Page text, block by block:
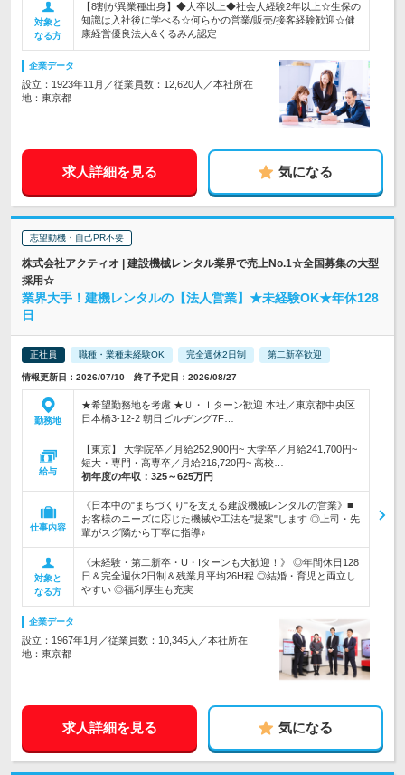
対象と
なる方
【8割が異業種出身】◆大卒以上◆社会人経験2年以上☆生保の
知識は入社後に学べる☆何らかの営業/販売/接客経験歓迎☆健
康経営優良法人&くるみん認定
企業データ
設立：1923年11月／従業員数：12,620人／本社所在
地：東京都
求人詳細を見る 気になる
志望動機・自己PR不要
株式会社アクティオ | 建設機械レンタル業界で売上No.1☆全国募集の大型
採用☆
業界大手！建機レンタルの【法人営業】★未経験OK★年休128
日
正社員 職種・業種未経験OK 完全週休2日制 第二新卒歓迎
情報更新日：2026/07/10 終了予定日：2026/08/27
勤務地
★希望勤務地を考慮 ★Ｕ・Ｉターン歓迎 本社／東京都中央区
日本橋3-12-2 朝日ビルヂング7F…
給与
【東京】 大学院卒／月給252,900円~ 大学卒／月給241,700円~
短大・専門・高専卒／月給216,720円~ 高校…
初年度の年収： 325～625万円
仕事内容
《日本中の"まちづくり"を支える建設機械レンタルの営業》■
お客様のニーズに応じた機械や工法を"提案"します ◎上司・先
輩がスグ隣から丁寧に指導♪
対象と
なる方
《未経験・第二新卒・U・Iターンも大歓迎！》 ◎年間休日128
日＆完全週休2日制＆残業月平均26H程 ◎結婚・育児と両立し
やすい ◎福利厚生も充実
企業データ
設立：1967年1月／従業員数：10,345人／本社所在
地：東京都
求人詳細を見る 気になる